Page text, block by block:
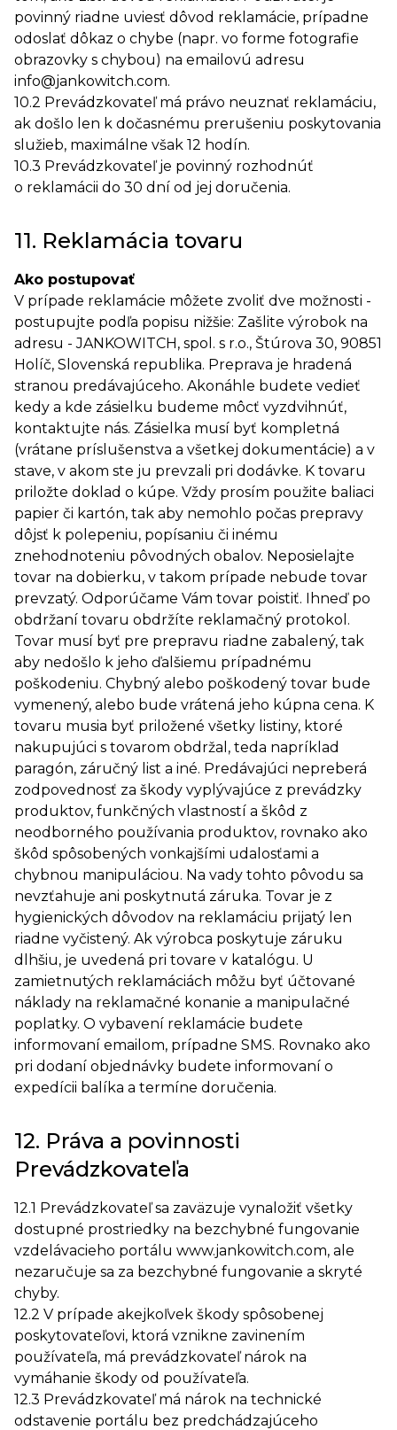
povinný riadne uviesť dôvod reklamácie, prípadne
odoslať dôkaz o chybe (napr. vo forme fotografie
obrazovky s chybou) na emailovú adresu
info@jankowitch.com.
10.2 Prevádzkovateľ má právo neuznať reklamáciu,
ak došlo len k dočasnému prerušeniu poskytovania
služieb, maximálne však 12 hodín.
10.3 Prevádzkovateľ je povinný rozhodnúť
o reklamácii do 30 dní od jej doručenia.
11. Reklamácia tovaru
Ako postupovať
V prípade reklamácie môžete zvoliť dve možnosti -
postupujte podľa popisu nižšie: Zašlite výrobok na
adresu - JANKOWITCH, spol. s r.o., Štúrova 30, 90851
Holíč, Slovenská republika. Preprava je hradená
stranou predávajúceho. Akonáhle budete vedieť
kedy a kde zásielku budeme môcť vyzdvihnúť,
kontaktujte nás. Zásielka musí byť kompletná
(vrátane príslušenstva a všetkej dokumentácie) a v
stave, v akom ste ju prevzali pri dodávke. K tovaru
priložte doklad o kúpe. Vždy prosím použite baliaci
papier či kartón, tak aby nemohlo počas prepravy
dôjsť k polepeniu, popísaniu či inému
znehodnoteniu pôvodných obalov. Neposielajte
tovar na dobierku, v takom prípade nebude tovar
prevzatý. Odporúčame Vám tovar poistiť. Ihneď po
obdržaní tovaru obdržíte reklamačný protokol.
Tovar musí byť pre prepravu riadne zabalený, tak
aby nedošlo k jeho ďalšiemu prípadnému
poškodeniu. Chybný alebo poškodený tovar bude
vymenený, alebo bude vrátená jeho kúpna cena. K
tovaru musia byť priložené všetky listiny, ktoré
nakupujúci s tovarom obdržal, teda napríklad
paragón, záručný list a iné. Predávajúci nepreberá
zodpovednosť za škody vyplývajúce z prevádzky
produktov, funkčných vlastností a škôd z
neodborného používania produktov, rovnako ako
škôd spôsobených vonkajšími udalosťami a
chybnou manipuláciou. Na vady tohto pôvodu sa
nevzťahuje ani poskytnutá záruka. Tovar je z
hygienických dôvodov na reklamáciu prijatý len
riadne vyčistený. Ak výrobca poskytuje záruku
dlhšiu, je uvedená pri tovare v katalógu. U
zamietnutých reklamáciách môžu byť účtované
náklady na reklamačné konanie a manipulačné
poplatky. O vybavení reklamácie budete
informovaní emailom, prípadne SMS. Rovnako ako
pri dodaní objednávky budete informovaní o
expedícii balíka a termíne doručenia.
12. Práva a povinnosti
Prevádzkovateľa
12.1 Prevádzkovateľ sa zaväzuje vynaložiť všetky
dostupné prostriedky na bezchybné fungovanie
vzdelávacieho portálu www.jankowitch.com, ale
nezaručuje sa za bezchybné fungovanie a skryté
chyby.
12.2 V prípade akejkoľvek škody spôsobenej
poskytovateľovi, ktorá vznikne zavinením
používateľa, má prevádzkovateľ nárok na
vymáhanie škody od používateľa.
12.3 Prevádzkovateľ má nárok na technické
odstavenie portálu bez predchádzajúceho